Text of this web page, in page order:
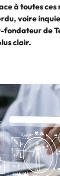
à toutes ces
voire
de
clair.